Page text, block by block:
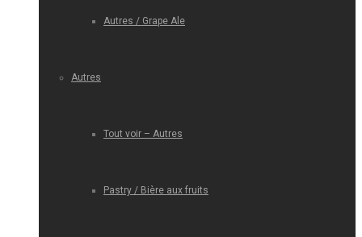
Autres / Grape Ale
Autres
Tout voir – Autres
Pastry / Bière aux fruits